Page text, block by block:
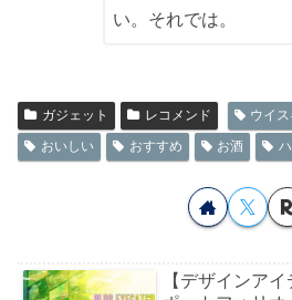
い。それでは。
ガジェット レコメンド ウイ
おいしい
おすすめ お酒
【デザインア